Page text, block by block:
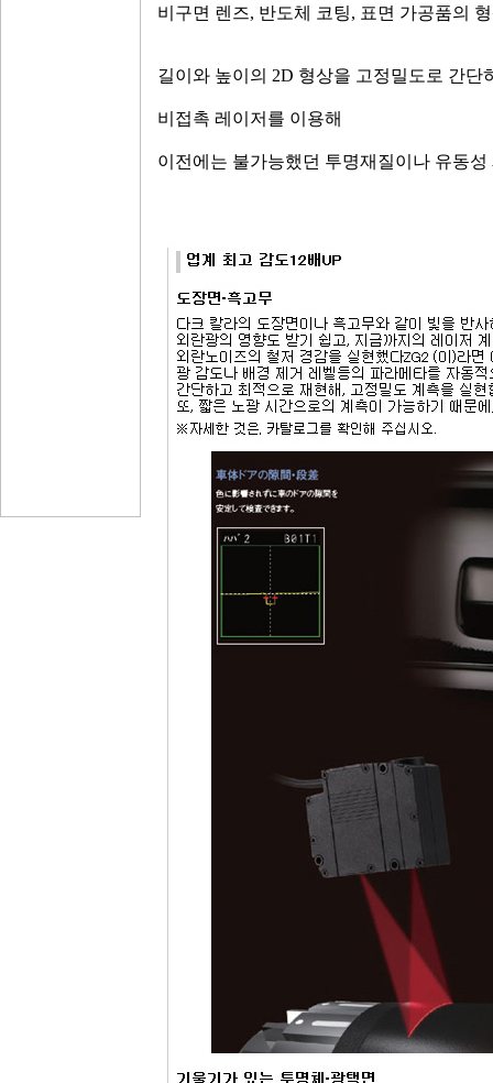
비구면 렌즈, 반도체 코팅, 표면 가공품의
길이와 높이의 2D 형상을 고정밀도로 간단
비접촉 레이저를 이용해
이전에는 불가능했던 투명재질이나 유동